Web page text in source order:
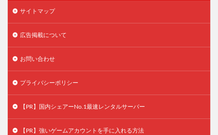
サイトマップ
広告掲載について
お問い合わせ
プライバシーポリシー
【PR】国内シェアーNo.1最速レンタルサーバー
【PR】強いゲームアカウントを手に入れる方法